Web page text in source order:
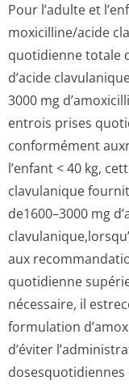
Pour l’adulte et
moxicilline/a­cide
quotidienne totale
d’acide
3000 mg
entrois prises
conformément
l’enfant < 40 kg,
clavulanique
de1600–3000 mg
aux
quotidienne
nécessaire, il
formulation
d’éviter
dosesquotidiennes